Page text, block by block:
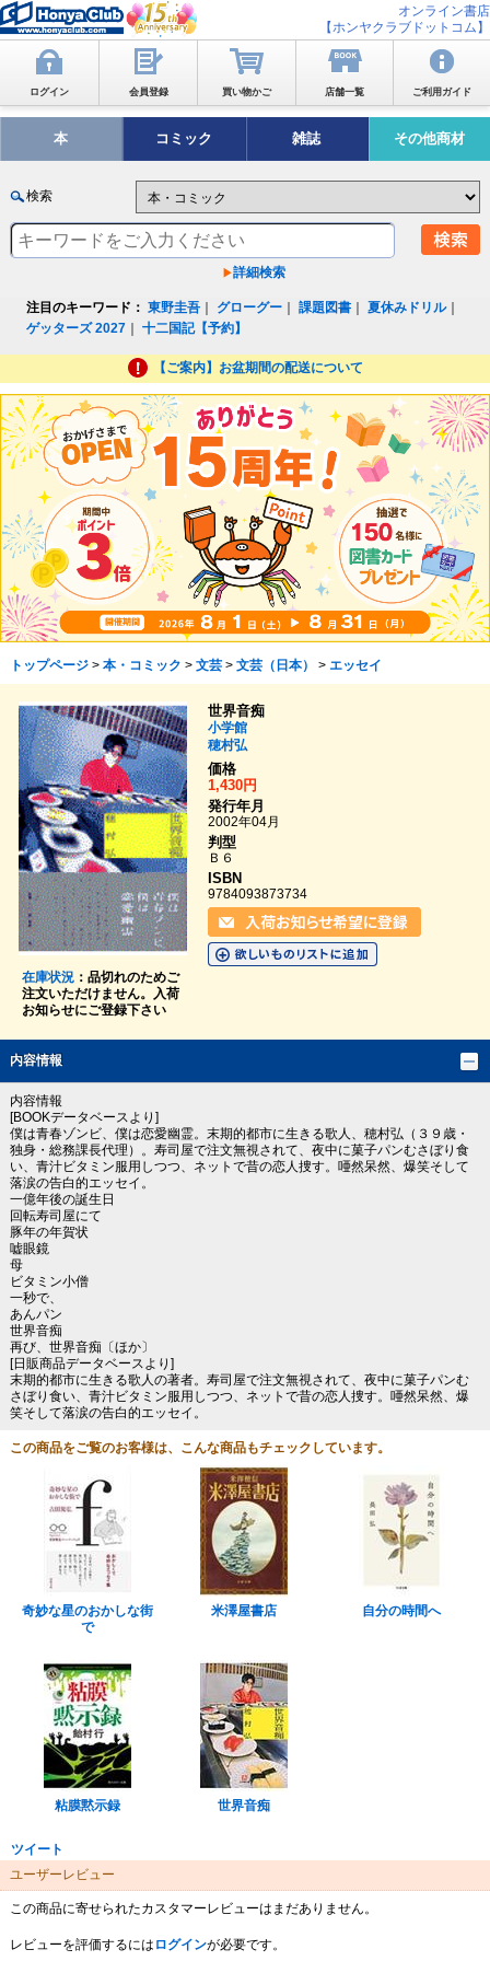
オンライン書店
【ホンヤクラブドットコム】
ログイン 会員登録 買い物かご 店舗一覧 ご利用ガイド
本 コミック 雑誌 その他商材
検索
詳細検索
注目のキーワード： 東野圭吾 グローグー ｜課題図書 ｜夏休みドリル｜
ゲッターズ 2027 ｜十二国記【予約】
【ご案内】お盆期間の配送について
トップページ> 本・コミック > 文芸> 文芸（日本） > エッセイ
在庫状況：品切れのためご
注文いただけません。入荷
お知らせにご登録下さい
世界音痴
小学館
穂村弘
価格
1,430円
発行年月
2002年04月
判型
Ｂ６
ISBN
9784093873734
内容情報
内容情報
[BOOKデータベースより]
僕は青春ゾンビ、僕は恋愛幽霊。末期的都市に生きる歌人、穂村弘（３９歳・
独身・総務課長代理）。寿司屋で注文無視されて、夜中に菓子パンむさぼり食
い、青汁ビタミン服用しつつ、ネットで昔の恋人捜す。唖然呆然、爆笑そして
落涙の告白的エッセイ。
一億年後の誕生日
回転寿司屋にて
豚年の年賀状
嘘眼鏡
母
ビタミン小僧
一秒で、
あんパン
世界音痴
再び、世界音痴〔ほか〕
[日販商品データベースより]
末期的都市に生きる歌人の著者。寿司屋で注文無視されて、夜中に菓子パンむ
さぼり食い、青汁ビタミン服用しつつ、ネットで昔の恋人捜す。唖然呆然、爆
笑そして落涙の告白的エッセイ。
この商品をご覧のお客様は、こんな商品もチェックしています。
奇妙な星のおかしな街
で
米澤屋書店 自分の時間へ
粘膜黙示録 世界音痴
ツイート
ユーザーレビュー
この商品に寄せられたカスタマーレビューはまだありません。
レビューを評価するには ログインが必要です。